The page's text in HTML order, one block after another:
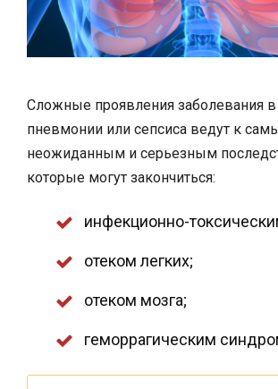
Сложные проявления заболевания
пневмонии или сепсиса ведут к
неожиданным и серьезным
которые могут закончиться:
инфекционно-
отеком легких;
отеком мозга;
геморрагическим